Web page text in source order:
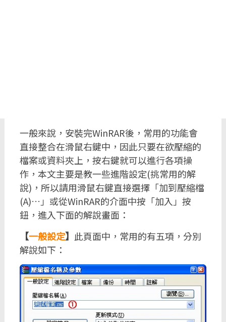
一般來說，安裝完WinRAR後，常用的功能會
直接整合在滑鼠右鍵中，因此只要在欲壓縮的
檔案或資料夾上，按右鍵就可以進行各項操
作，本文主要是教一些進階設定(挑常用的解
說)，所以請用滑鼠右鍵直接選擇「加到壓縮檔
(A)…」或從WinRAR的介面中按「加入」按
鈕，進入下面的解說畫面：
【一般設定】 此頁面中，常用的有五項，分別
解說如下：